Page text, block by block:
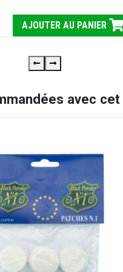
AJOUTER AU PANIER
avec